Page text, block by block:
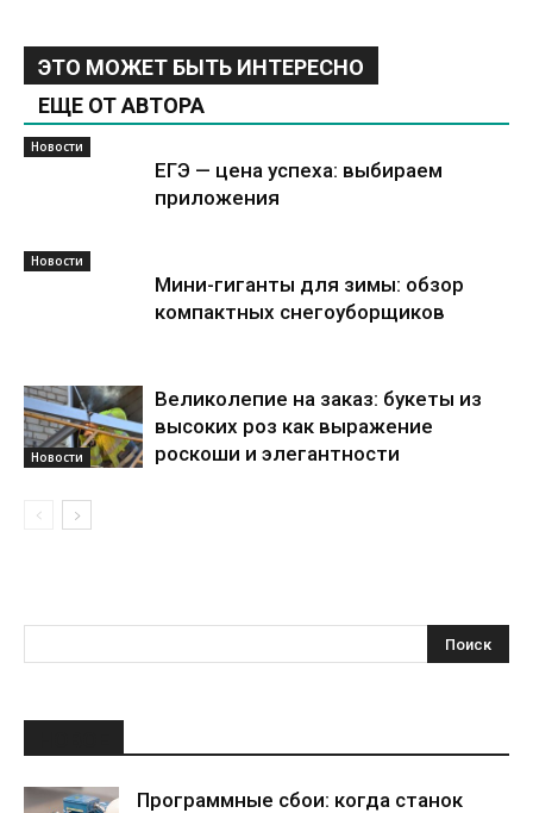
ЭТО МОЖЕТ БЫТЬ ИНТЕРЕСНО
ЕЩЕ ОТ АВТОРА
Новости
ЕГЭ — цена успеха: выбираем
приложения
Новости
Мини-гиганты для зимы: обзор
компактных снегоуборщиков
Новости
Великолепие на заказ: букеты из
высоких роз как выражение
роскоши и элегантности
Программные сбои: когда станок